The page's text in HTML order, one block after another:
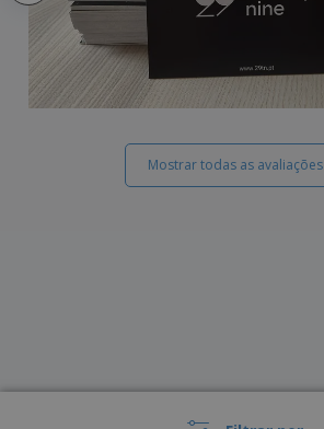
Mostrar todas as avaliações